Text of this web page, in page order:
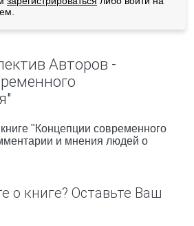
Авторов -
"Концепции современного
и мнения людей о
о книге? Оставьте Ваш